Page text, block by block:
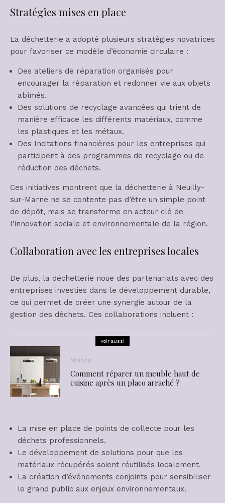
Stratégies mises en place
La déchetterie a adopté plusieurs stratégies novatrices
pour favoriser ce modèle d’économie circulaire :
Des ateliers de réparation organisés pour
encourager la réparation et redonner vie aux objets
abîmés.
Des solutions de recyclage avancées qui trient de
manière efficace les différents matériaux, comme
les plastiques et les métaux.
Des Incitations financières pour les entreprises qui
participent à des programmes de recyclage ou de
réduction des déchets.
Ces initiatives montrent que la déchetterie à Neuilly-
sur-Marne ne se contente pas d’être un simple point
de dépôt, mais se transforme en acteur clé de
l’innovation sociale et environnementale de la région.
Collaboration avec les entreprises locales
De plus, la déchetterie noue des partenariats avec des
entreprises investies dans le développement durable,
ce qui permet de créer une synergie autour de la
gestion des déchets. Ces collaborations incluent :
Voir aussi
Maison
Comment réparer un meuble haut de
cuisine après un placo arraché ?
La mise en place de points de collecte pour les
déchets professionnels.
Le développement de solutions pour que les
matériaux récupérés soient réutilisés localement.
La création d’événements conjoints pour sensibiliser
le grand public aux enjeux environnementaux.